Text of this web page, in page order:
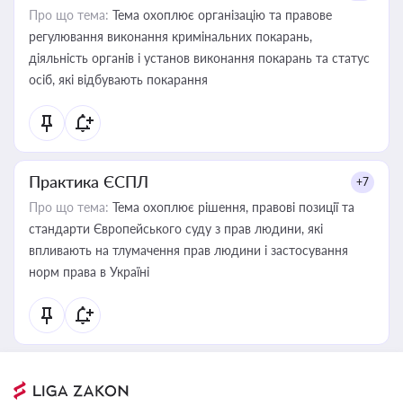
Про що тема: Тема охоплює організацію та правове
регулювання виконання кримінальних покарань,
діяльність органів і установ виконання покарань та статус
осіб, які відбувають покарання
Практика ЄСПЛ +7
Про що тема: Тема охоплює рішення, правові позиції та
стандарти Європейського суду з прав людини, які
впливають на тлумачення прав людини і застосування
норм права в Україні